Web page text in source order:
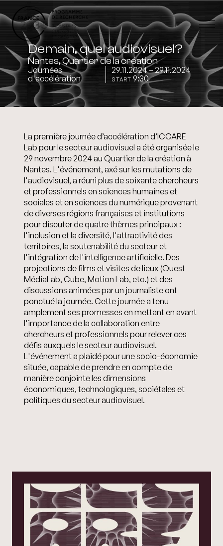
Demain, quel audiovisuel?
Journées
d'accélération
29.11.2024 – 29.11.2024
START 9:30
Nantes, Quartier de la création
La première journée d’accélération d’ICCARE
Lab pour le secteur audiovisuel a été organisée le
29 novembre 2024 au Quartier de la création à
Nantes. L'événement, axé sur les mutations de
l'audiovisuel, a réuni plus de soixante chercheurs
et professionnels en sciences humaines et
sociales et en sciences du numérique provenant
de diverses régions françaises et institutions
pour discuter de quatre thèmes principaux :
l'inclusion et la diversité, l'attractivité des
territoires, la soutenabilité du secteur et
l'intégration de l'intelligence artificielle. Des
projections de films et visites de lieux (Ouest
MédiaLab, Cube, Motion Lab, etc.) et des
discussions animées par un journaliste ont
ponctué la journée. Cette journée a tenu
amplement ses promesses en mettant en avant
l'importance de la collaboration entre
chercheurs et professionnels pour relever ces
défis auxquels le secteur audiovisuel.
L'événement a plaidé pour une socio-économie
située, capable de prendre en compte de
manière conjointe les dimensions
économiques, technologiques, sociétales et
politiques du secteur audiovisuel.